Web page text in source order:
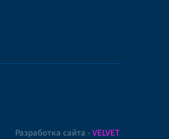
Разработка сайта -VELVET